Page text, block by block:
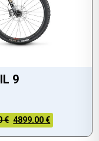
9
€ 4899.00 €